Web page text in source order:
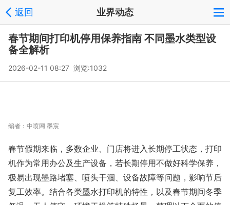
返回 业界动态
春节期间打印机停用保养指南 不同墨水类型设
备全解析
2026-02-11 08:27 浏览:1032
编者： 中喷网 墨宸
春节假期来临，多数企业、门店将进入长期停工状态，打印
机作为常用办公及生产设备，若长期停用不做好科学保养，
极易出现墨路堵塞、喷头干涸、设备故障等问题，影响节后
复工效率。结合各类墨水打印机的特性，以及春节期间冬季